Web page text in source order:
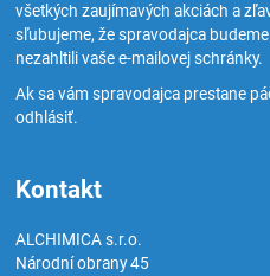
všetkých zaujímavých akciách a
sľubujeme, že spravodajca
nezahltili vaše e-mailovej schránky.
Ak sa vám spravodajca prestane
odhlásiť.
Kontakt
ALCHIMICA s.r.o.
Národní obrany 45